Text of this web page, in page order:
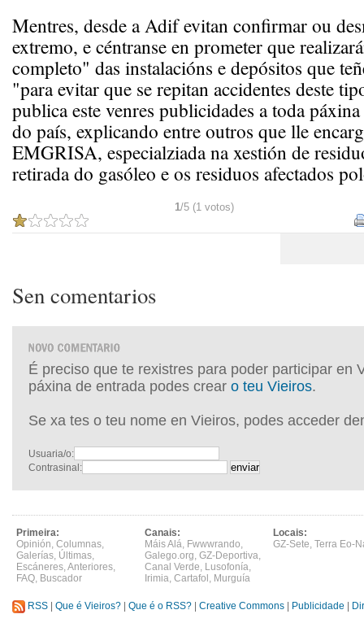
Mentres, desde a Adif evitan confirmar ou
extremo, e céntranse en prometer que
completo" das instalacións e depósitos que
"para evitar que se repitan accidentes deste
publica este venres publicidades a toda
do país, explicando entre outros que lle
EMGRISA, especialziada na xestión de
retirada do gasóleo e os residuos afectados
1/5 (1 votos)
Sen comentarios
É preciso que te rexistres para poder participar en
páxina de entrada podes crear o teu Vieiros.
Se xa tes o teu nome en Vieiros, podes acceder
Usuaria/o:
Contrasinal:
Primeira:
Opinión, Columnas,
Galerías, Últimas,
Escáneres,Anteriores,
FAQ, Buscador
Canais:
Máis Alá, Fwwwrando,
Galego.org, GZ-Deportiva,
Canal Verde, Lusofonía,
Irimia, Cartafol , Murguía
Locais:
GZ-Sete, Terra Eo-
RSS Que é Vieiros? Que é o RSS? Creative Commons Publicidade